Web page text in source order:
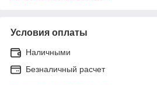
Условия оплаты
Наличными
Безналичный расчет